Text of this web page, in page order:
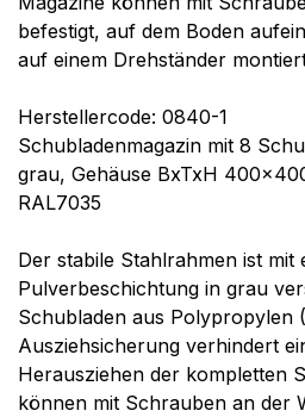
befestigt, auf dem Boden
auf einem Drehständer
Herstellercode: 0840-1
Schubladenmagazin mit 8
grau, Gehäuse BxTxH
RAL7035
Der stabile Stahlrahmen ist mit
Pulverbeschichtung in grau
Schubladen aus Polypropylen
Ausziehsicherung verhindert
Herausziehen der kompletten
können mit Schrauben an der